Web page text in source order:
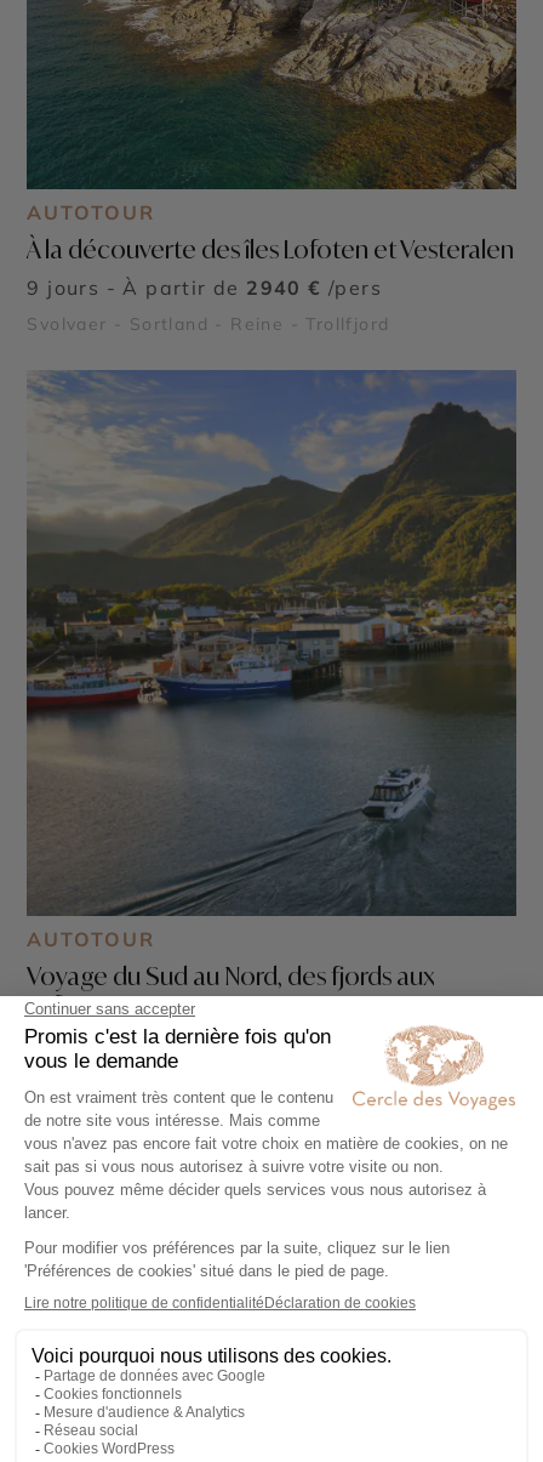
AUTOTOUR
À la découverte des îles Lofoten et Vesteralen
9 jours - À partir de 2940 € /pers
Svolvaer - Sortland - Reine - Trollfjord
AUTOTOUR
Voyage du Sud au Nord, des fjords aux
Lofoten
13 jours - À partir de3190 € /pers
Oslo - Bergen - Trondheim - Svolvaer - Reine -
Route de l'Atlantique - Sognefjord - Route des
Trolls - Hardangerfjord - Les Stavkirke -
Geirangerfjord - Parc national de Jostedalsbreen